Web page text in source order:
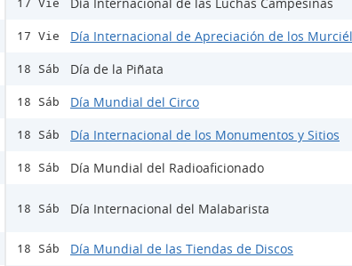
17 Vie Día Internacional de las Luchas Campesinas
17 Vie Día Internacional de Apreciación de los
18 Sáb Día de la Piñata
18 Sáb Día Mundial del Circo
18 Sáb Día Internacional de los Monumentos y Sitios
18 Sáb Día Mundial del Radioaficionado
18 Sáb Día Internacional del Malabarista
18 Sáb Día Mundial de las Tiendas de Discos